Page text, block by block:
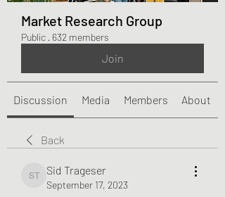
Market Research Group
Public · 632 members
Join
Discussion Media Members About
Back
Sid Trageser
Sid Trageser
September 17, 2023